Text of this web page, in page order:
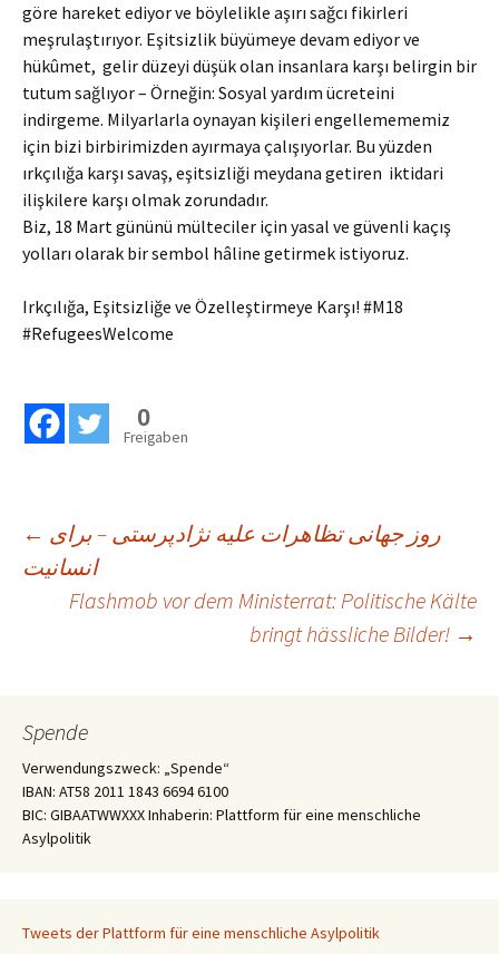
göre hareket ediyor ve böylelikle aşırı sağcı fikirleri
meşrulaştırıyor. Eşitsizlik büyümeye devam ediyor ve
hükûmet, gelir düzeyi düşük olan insanlara karşı belirgin bir
tutum sağlıyor – Örneğin: Sosyal yardım ücreteini
indirgeme. Milyarlarla oynayan kişileri engellemememiz
için bizi birbirimizden ayırmaya çalışıyorlar. Bu yüzden
ırkçılığa karşı savaş, eşitsizliği meydana getiren iktidari
ilişkilere karşı olmak zorundadır.
Biz, 18 Mart gününü mülteciler için yasal ve güvenli kaçış
yolları olarak bir sembol hâline getirmek istiyoruz.
Irkçılığa, Eşitsizliğe ve Özelleştirmeye Karşı! #M18
#RefugeesWelcome
0
Freigaben
Beitragsnavigation
←
انسانيت
Flashmob vor dem Ministerrat: Politische Kälte
bringt hässliche Bilder! →
Spende
Verwendungszweck: „Spende“
IBAN: AT58 2011 1843 6694 6100
BIC: GIBAATWWXXX Inhaberin: Plattform für eine menschliche
Asylpolitik
Tweets der Plattform für eine menschliche Asylpolitik